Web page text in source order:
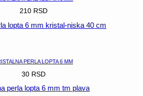
210 RSD
lopta 6 mm kristal-niska 40 cm
PERLA LOPTA 6 MM
30 RSD
perla lopta 6 mm tm plava